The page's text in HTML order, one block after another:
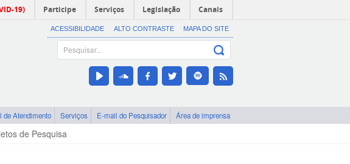
19) Participe Serviços Legislação Canais
ACESSIBILIDADE ALTO CONTRASTE MAPA DO SITE
de Atendimento Serviços E-mail do Pesquisador Área de imprensa
de Pesquisa